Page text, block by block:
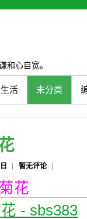
和心自宽。
生活 未分类
暂无评论
花